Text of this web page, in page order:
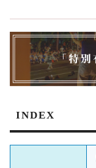
INDEX